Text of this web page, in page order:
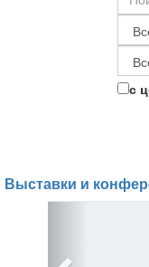
с
Выставки и